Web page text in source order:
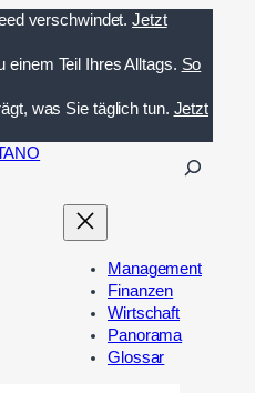
verschwindet. Jetzt
einem Teil Ihres Alltags. So
was Sie täglich tun. Jetzt
n
Management
Finanzen
Wirtschaft
Panorama
Glossar